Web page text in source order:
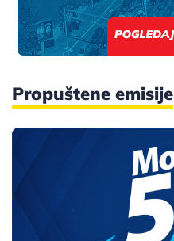
Propuštene emisije